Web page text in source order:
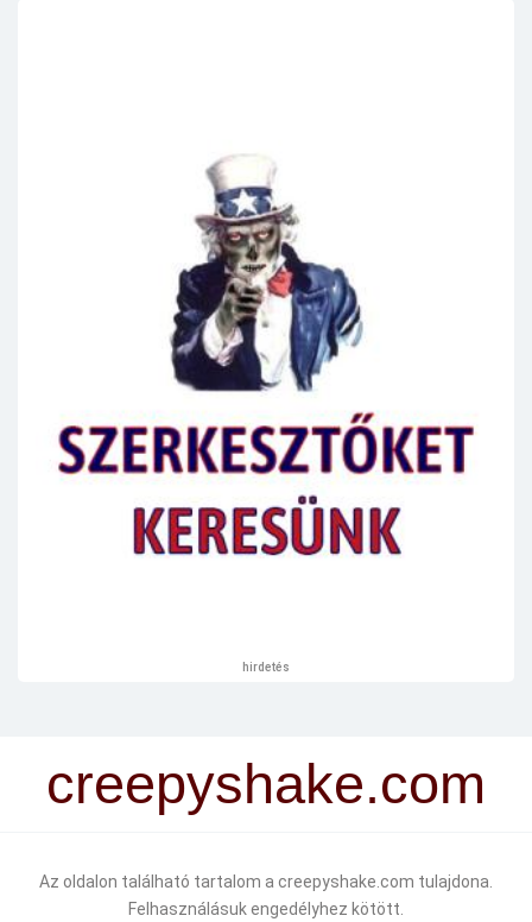
hirdetés
creepyshake.com
Az oldalon található tartalom a creepyshake.com tulajdona.
Felhasználásuk engedélyhez kötött.